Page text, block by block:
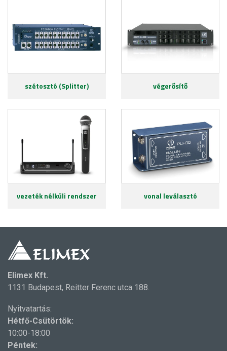
szétosztó (Splitter) végerősítő
vezeték nélküli rendszer vonal leválasztó
Elimex Kft.
1131 Budapest, Reitter Ferenc utca 188.
Nyitvatartás:
Hétfő-Csütörtök:
10:00-18:00
Péntek: